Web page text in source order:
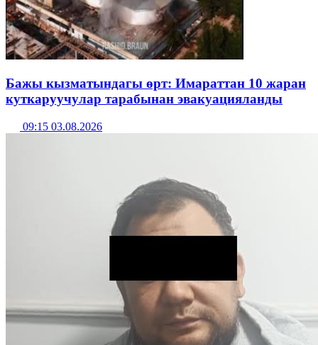
Бажы кызматындагы өрт: Имараттан 10 жаран
куткаруучулар тарабынан эвакуацияланды
09:15 03.08.2026